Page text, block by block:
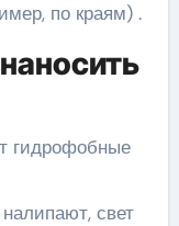
по краям) .
гидрофобные
свет